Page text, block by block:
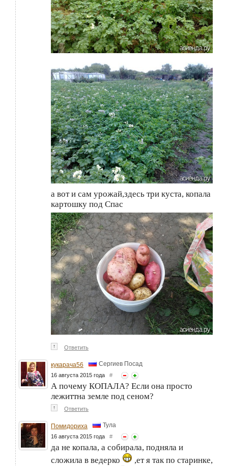
а вот и сам урожай,здесь три куста, копала
картошку под Спас
↑ Ответить
кукарача56 Сергиев Посад
16 августа 2015 года #
А почему КОПАЛА? Если она просто
лежиттна земле под сеном?
↑ Ответить
Помидориха Тула
16 августа 2015 года #
да не копала, а собирала, подняла и
сложила в ведерко
,ет я так по старинке,